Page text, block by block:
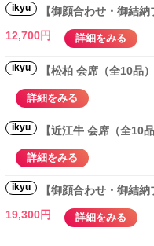
ikyu
【御顔合わせ・御結
12,700円
詳細をみる
ikyu 【松柏 会席（全10品
詳細をみる
ikyu 【近江牛 会席（全10
詳細をみる
ikyu
【御顔合わせ・御結
19,300円
詳細をみる